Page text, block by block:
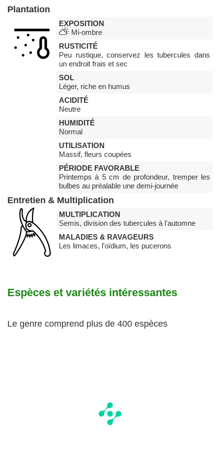
Plantation
EXPOSITION
Mi-ombre
RUSTICITÉ
Peu rustique, conservez les tubercules dans
un endroit frais et sec
SOL
Léger, riche en humus
ACIDITÉ
Neutre
HUMIDITÉ
Normal
UTILISATION
Massif, fleurs coupées
PÉRIODE FAVORABLE
Printemps à 5 cm de profondeur, tremper les
bulbes au préalable une demi-journée
Entretien & Multiplication
MULTIPLICATION
Semis, division des tubercules à l'automne
MALADIES & RAVAGEURS
Les limaces, l'oïdium, les pucerons
Espèces et variétés intéressantes
Le genre comprend plus de 400 espèces